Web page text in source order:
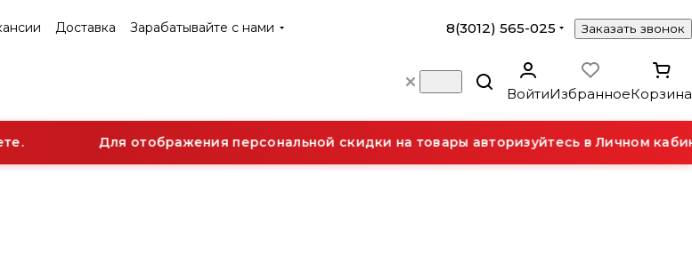
Доставка Зарабатывайте с нами 8(3012) 565-025 Заказать звонок
ВойтиИзбранноеКорзина
Для отображения персональной скидки на товары авторизуйтесь в Личном